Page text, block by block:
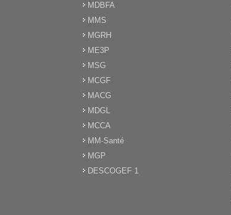
MDBFA
MMS
MGRH
ME3P
MSG
MCGF
MACG
MDGL
MCCA
MM-Santé
MGP
DESCOGEF 1